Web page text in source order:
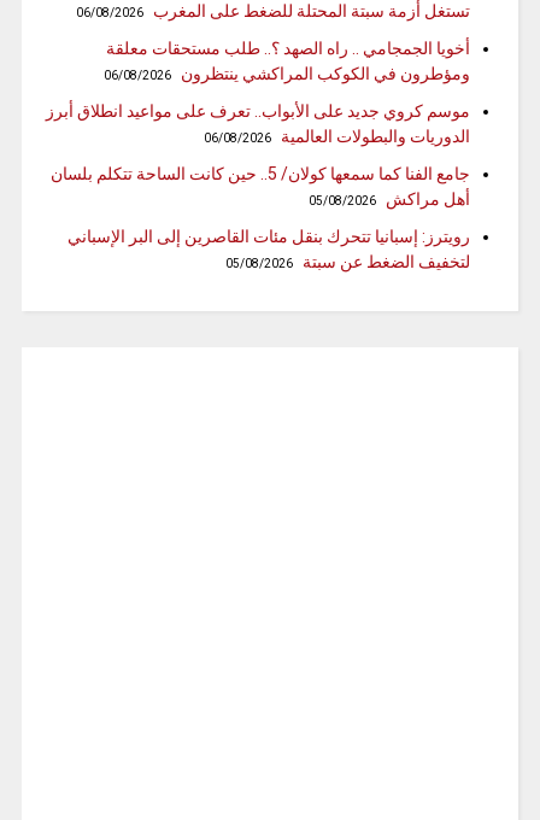
تستغل أزمة سبتة المحتلة للضغط على المغرب
06/08/2026
أخويا الجمجامي .. راه الصهد ؟.. طلب مستحقات معلقة
ومؤطرون في الكوكب المراكشي ينتظرون
06/08/2026
موسم كروي جديد على الأبواب.. تعرف على مواعيد انطلاق أبرز
الدوريات والبطولات العالمية
06/08/2026
جامع الفنا كما سمعها كولان/ 5.. حين كانت الساحة تتكلم بلسان
أهل مراكش
05/08/2026
رويترز: إسبانيا تتحرك بنقل مئات القاصرين إلى البر الإسباني
لتخفيف الضغط عن سبتة
05/08/2026